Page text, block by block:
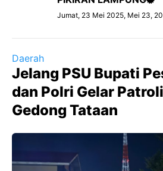
Jumat, 23 Mei 2025, Mei 23,
Daerah
Jelang PSU Bupati
dan Polri Gelar
Gedong Tataan